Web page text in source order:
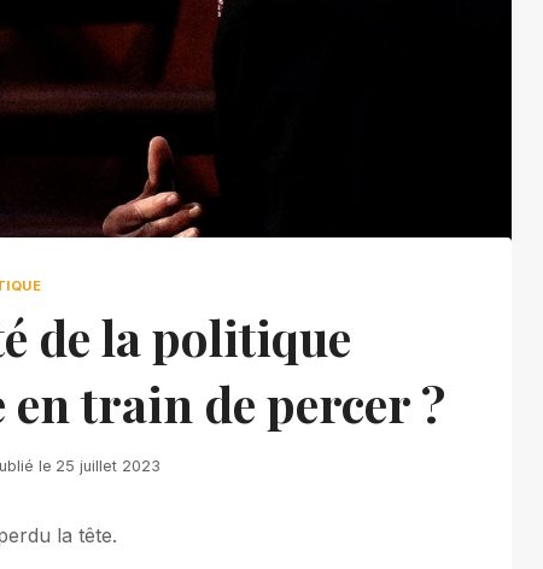
de la politique
train de percer ?
le 25 juillet 2023
la tête.